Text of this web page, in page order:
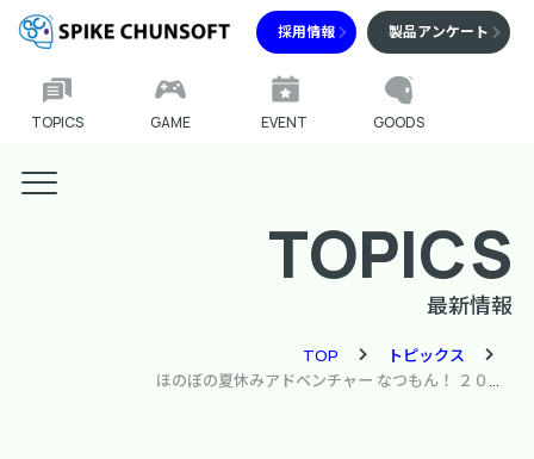
採用情報 製品アンケート
TOPICS GAME EVENT GOODS
TOPICS
最新情報
TOP
トピックス
ほのぼの夏休みアドベンチャー なつもん！ ２０世紀の夏休み 穏やかな田舎町で過ごす、ひと夏のものがたり Nintendo Switchで今夏発売！